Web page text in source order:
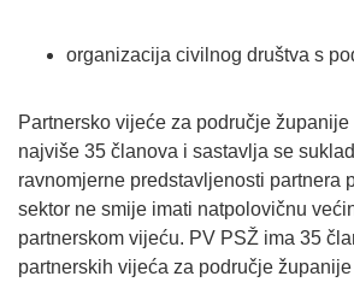
organizacija civilnog društva s
Partnersko vijeće za područje
najviše 35 članova i sastavlja se
ravnomjerne predstavljenosti partnera
sektor ne smije imati natpolovičnu
partnerskom vijeću. PV PSŽ ima 35
partnerskih vijeća za područje